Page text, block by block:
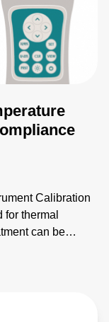
Calibration
thermal
can be